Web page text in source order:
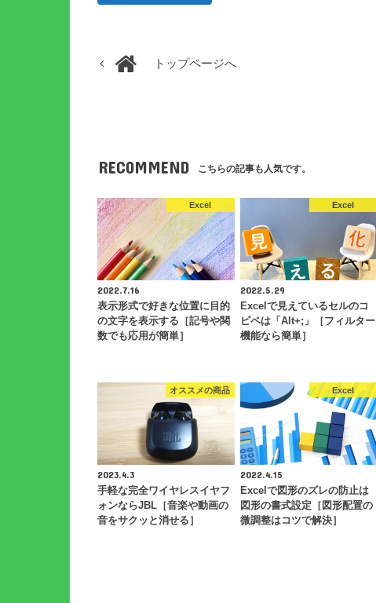
トップページへ
RECOMMEND こちらの記事も人気です。
Excel
2022.7.16
表示形式で好きな位置に目的
の文字を表示する［記号や関
数でも応用が簡単］
Excel
2022.5.29
Excelで見えているセルのコ
ピペは「Alt+;」［フィルター
機能なら簡単］
オススメの商品
2023.4.3
手軽な完全ワイヤレスイヤフ
ォンならJBL［音楽や動画の
音をサクッと消せる］
Excel
2022.4.15
Excelで図形のズレの防止は
図形の書式設定［図形配置の
微調整はコツで解決］